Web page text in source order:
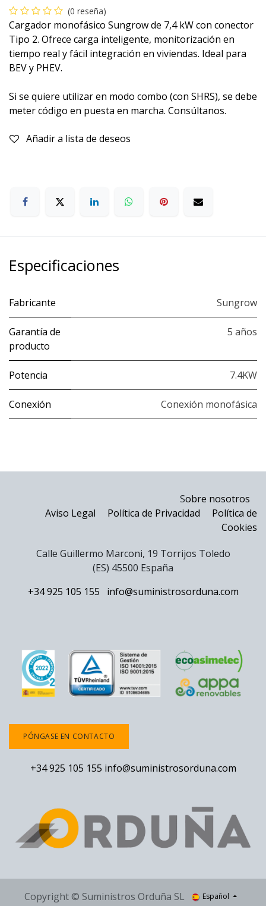
(0 reseña)
Cargador monofásico Sungrow de 7,4 kW con conector
Tipo 2. Ofrece carga inteligente, monitorización en
tiempo real y fácil integración en viviendas. Ideal para
BEV y PHEV.
Si se quiere utilizar en modo combo (con SHRS), se debe
meter código en puesta en marcha. Consúltanos.
Añadir a lista de deseos
Especificaciones
Fabricante Sungrow
Garantía de
producto
5 años
Potencia 7.4KW
Conexión Conexión monofásica
Sobre nosotros
Aviso Legal
Política de Privacidad
Política de
Cookies
Calle Guillermo Marconi, 19 Torrijos Toledo
(ES) 45500 España
+34 925 105 155
info@suministrosorduna.com
PÓNGASE EN CONTACTO
+34 925 105 155 info@suministrosorduna.com
Copyright © Suministros Orduña SL Español